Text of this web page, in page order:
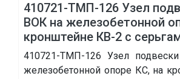
410721-ТМП-126 Узел
ВОК на железобетонной
кронштейне КВ-2 с
410721-ТМП-126 Узел
железобетонной опоре КС, на